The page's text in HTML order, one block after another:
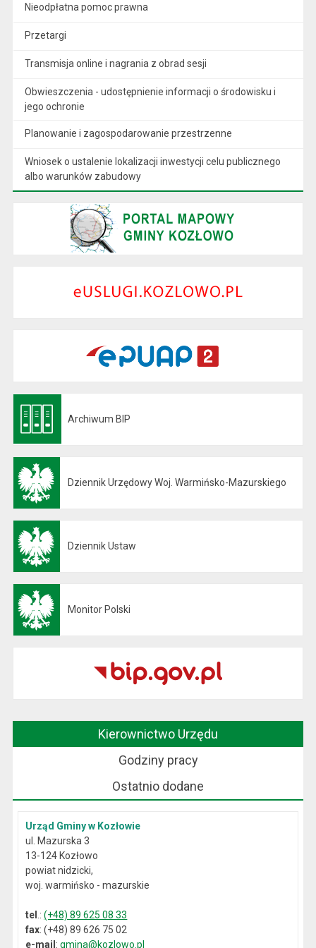
Nieodpłatna pomoc prawna
Przetargi
Transmisja online i nagrania z obrad sesji
Obwieszczenia - udostępnienie informacji o środowisku i
jego ochronie
Planowanie i zagospodarowanie przestrzenne
Wniosek o ustalenie lokalizacji inwestycji celu publicznego
albo warunków zabudowy
Archiwum BIP
Dziennik Urzędowy Woj. Warmińsko-Mazurskiego
Dziennik Ustaw
Monitor Polski
Kierownictwo Urzędu
Godziny pracy
Ostatnio dodane
Urząd Gminy w Kozłowie
ul. Mazurska 3
13-124 Kozłowo
powiat nidzicki,
woj. warmińsko - mazurskie
tel .:(+48) 89 625 08 33
fax: (+48) 89 626 75 02
e-mail:gmina@kozlowo.pl